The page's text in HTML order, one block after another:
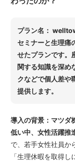
プラン名：
セミナーと生理痛
せたプランです。
関する知識を深め
クなどで個人差や
提供します。
導入の背景：マツダ
低い中、女性活躍推
で、若手女性社員か
「生理休暇を取得